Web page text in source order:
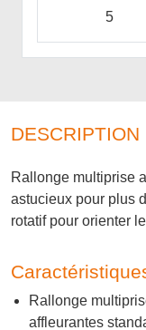
DESCRIPTION
Rallonge multiprise
astucieux pour plus
rotatif pour orienter
Rallonge
affleurantes